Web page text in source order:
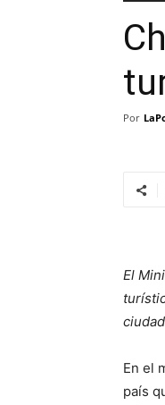
Por
El
En el
país